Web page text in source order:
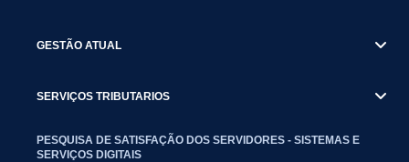
GESTÃO ATUAL
SERVIÇOS TRIBUTARIOS
PESQUISA DE SATISFAÇÃO DOS SERVIDORES - SISTEMAS E
SERVIÇOS DIGITAIS